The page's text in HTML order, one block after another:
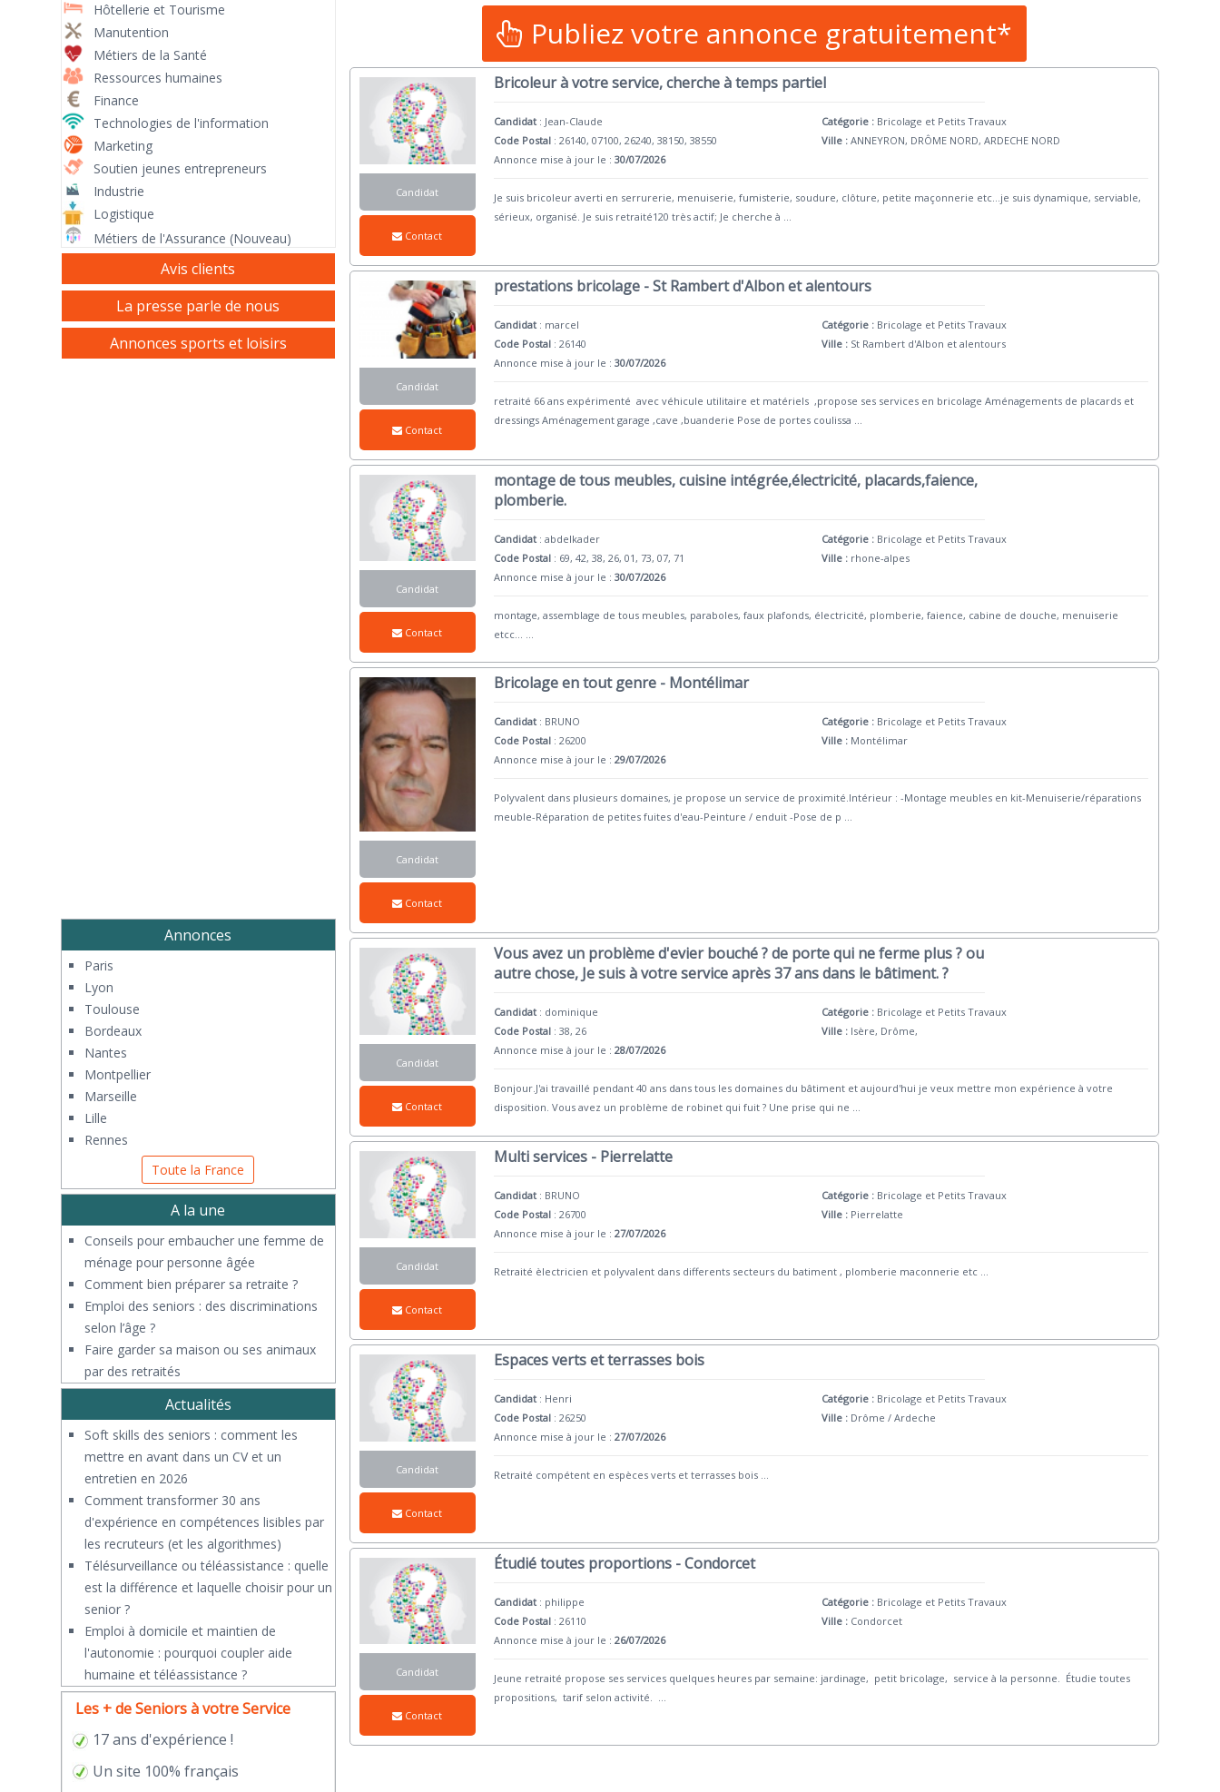
Publiez votre annonce gratuitement*
Candidat
Contact
Bricoleur à votre service, cherche à temps partiel
Candidat : Jean-Claude
Code Postal : 26140, 07100, 26240, 38150, 38550
Annonce mise à jour le :30/07/2026
Catégorie : Bricolage et Petits Travaux
Ville : ANNEYRON, DRÔME NORD, ARDECHE NORD
Je suis bricoleur averti en serrurerie, menuiserie, fumisterie, soudure, clôture, petite maçonnerie etc...je suis dynamique, serviable,
sérieux, organisé. Je suis retraité120 très actif; Je cherche à ...
Candidat
Contact
prestations bricolage - St Rambert d'Albon et alentours
Candidat : marcel
Code Postal : 26140
Annonce mise à jour le :30/07/2026
Catégorie : Bricolage et Petits Travaux
Ville : St Rambert d'Albon et alentours
retraité 66 ans expérimenté avec véhicule utilitaire et matériels ,propose ses services en bricolage Aménagements de placards et
dressings Aménagement garage ,cave ,buanderie Pose de portes coulissa
Candidat
Contact
montage de tous meubles, cuisine intégrée,électricité, placards,faience,
plomberie.
Candidat :abdelkader
Code Postal : 69, 42, 38, 26, 01, 73, 07, 71
Annonce mise à jour le :30/07/2026
Catégorie : Bricolage et Petits Travaux
Ville : rhone-alpes
montage, assemblage de tous meubles, paraboles, faux plafonds, électricité, plomberie, faience, cabine de douche, menuiserie
etcc...
Candidat
Contact
Bricolage en tout genre - Montélimar
Candidat : BRUNO
Code Postal : 26200
Annonce mise à jour le :29/07/2026
Catégorie : Bricolage et Petits Travaux
Ville : Montélimar
Polyvalent dans plusieurs domaines, je propose un service de proximité.Intérieur : -Montage meubles en kit-Menuiserie/réparations
meuble-Réparation de petites fuites d'eau-Peinture / enduit -Pose de p ...
Candidat
Contact
Vous avez un problème d'evier bouché ? de porte qui ne ferme plus ? ou
autre chose, Je suis à votre service après 37 ans dans le bâtiment. ?
Candidat : dominique
Code Postal : 38, 26
Annonce mise à jour le :28/07/2026
Catégorie : Bricolage et Petits Travaux
Ville : Isère, Drôme,
Bonjour.J'ai travaillé pendant 40 ans dans tous les domaines du bâtiment et aujourd'hui je veux mettre mon expérience à votre
disposition. Vous avez un problème de robinet qui fuit ? Une prise qui ne ...
Candidat
Contact
Multi services - Pierrelatte
Candidat : BRUNO
Code Postal : 26700
Annonce mise à jour le :27/07/2026
Catégorie : Bricolage et Petits Travaux
Ville : Pierrelatte
Retraité èlectricien et polyvalent dans differents secteurs du batiment , plomberie maconnerie etc ...
Candidat
Contact
Espaces verts et terrasses bois
Candidat : Henri
Code Postal : 26250
Annonce mise à jour le :27/07/2026
Catégorie : Bricolage et Petits Travaux
Ville : Drôme / Ardeche
Retraité compétent en espèces verts et terrasses bois
Candidat
Contact
Étudié toutes proportions - Condorcet
Candidat : philippe
Code Postal : 26110
Annonce mise à jour le :26/07/2026
Catégorie : Bricolage et Petits Travaux
Ville : Condorcet
Jeune retraité propose ses services quelques heures par semaine: jardinage, petit bricolage, service à la personne. Étudie toutes
propositions, tarif selon activité.
Hôtellerie et Tourisme
Manutention
Métiers de la Santé
Ressources humaines
Finance
Technologies de l'information
Marketing
Soutien jeunes entrepreneurs
Industrie
Logistique
Métiers de l'Assurance (Nouveau)
Avis clients
La presse parle de nous
Annonces sports et loisirs
Annonces
Paris
Lyon
Toulouse
Bordeaux
Nantes
Montpellier
Marseille
Lille
Rennes
Toute la France
A la une
Conseils pour embaucher une femme de
ménage pour personne âgée
Comment bien préparer sa retraite ?
Emploi des seniors : des discriminations
selon l’âge ?
Faire garder sa maison ou ses animaux
par des retraités
Actualités
Soft skills des seniors : comment les
mettre en avant dans un CV et un
entretien en 2026
Comment transformer 30 ans
d'expérience en compétences lisibles par
les recruteurs (et les algorithmes)
Télésurveillance ou téléassistance : quelle
est la différence et laquelle choisir pour un
senior ?
​Emploi à domicile et maintien de
l'autonomie : pourquoi coupler aide
humaine et téléassistance ?
Les + de Seniors à votre Service
17 ans d'expérience !
Un site 100% français